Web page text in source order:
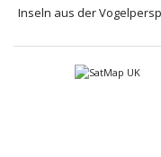
Inseln aus der